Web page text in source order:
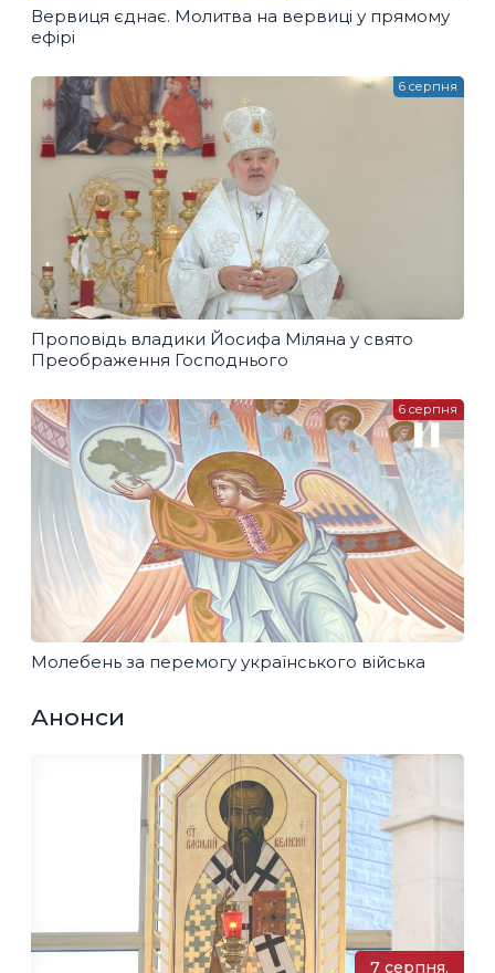
Вервиця єднає. Молитва на вервиці у прямому
ефірі
Проповідь владики Йосифа Міляна у свято
Преображення Господнього
6 серпня
Молебень за перемогу українського війська
6 серпня
Анонси
7 серпня,